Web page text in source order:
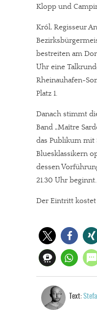
Klopp und
Król, Regisseur
bestreiten am
Uhr eine
Rheinauhafen-
Platz 1.
Danach stimmt
Band „Maître
das Publikum
Bluesklassikern
dessen
21.30 Uhr beginnt.
Der Eintritt kostet
Text: